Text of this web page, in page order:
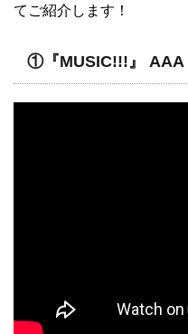
てご紹介します！
①『MUSIC!!!』 AAA